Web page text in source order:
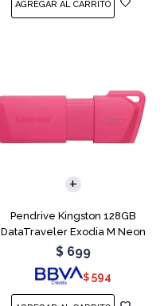
Pendrive Kingston 128GB
DataTraveler Exodia M Neon
Pink
$ 699
$ 594